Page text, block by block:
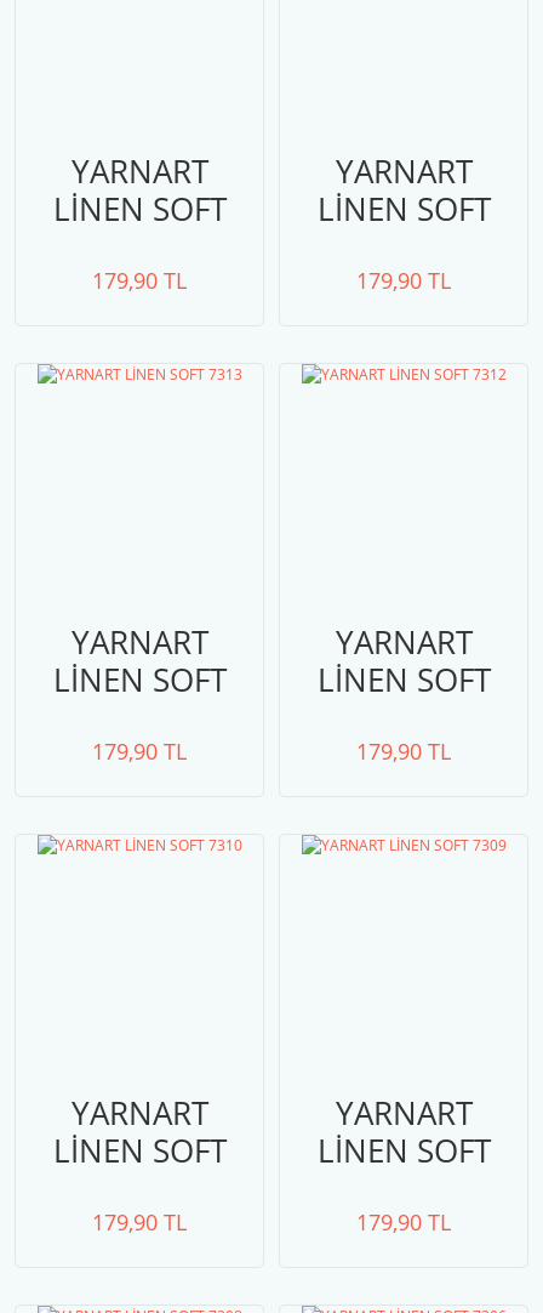
YARNART
LİNEN SOFT
179,90 TL
YARNART
LİNEN SOFT
179,90 TL
YARNART
LİNEN SOFT
179,90 TL
YARNART
LİNEN SOFT
179,90 TL
YARNART
LİNEN SOFT
179,90 TL
YARNART
LİNEN SOFT
179,90 TL